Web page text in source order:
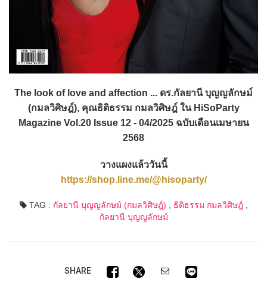
The look of love and affection ... ดร.กัลยานี บุญญลักษม์
(กมลวิศิษฎ์), คุณธิติธรรม กมลวิศิษฎ์ ใน HiSoParty
Magazine Vol.20 Issue 12 - 04/2025 ฉบับเดือนเมษายน
2568
วางแผงแล้ววันนี้
https://shop.line.me/@hisoparty/
TAG : กัลยานี บุญญลักษม์ (กมลวิศิษฎ์) , ธิติธรรม กมลวิศิษฎ์,
กัลยานี บุญญลักษม์
SHARE